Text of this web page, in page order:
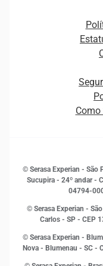
Plataformas e
Curso Gratuito de
Empreendedorismo
Estudos e Pesquisas
Inovação e
Leis e impostos
Marketing
Open Finance
Proteção de Dados
Distribuidores e
Estrutura
Sala de Imprensa
© Serasa Experian - São
Sucupira - 24º andar -
04794-
© Serasa Experian -
Carlos - SP - CEP
© Serasa Experian -
Nova - Blumenau - SC -